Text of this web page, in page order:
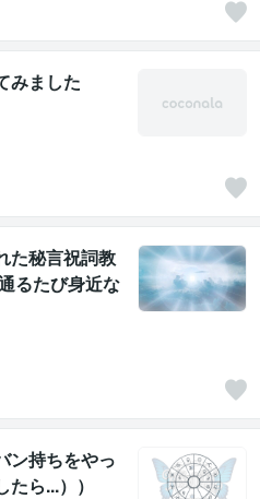
みました
た秘言祝詞教
るたび身近な
ン持ちをやっ
ら...））